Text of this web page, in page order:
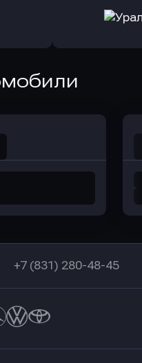
Оправить заявку
+7 (831) 280-48-45